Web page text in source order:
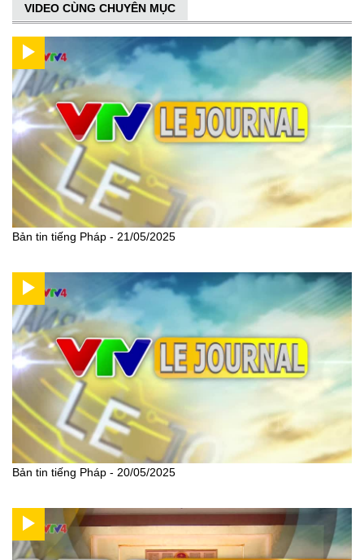
VIDEO CÙNG CHUYÊN MỤC
Bản tin tiếng Pháp - 21/05/2025
Bản tin tiếng Pháp - 20/05/2025